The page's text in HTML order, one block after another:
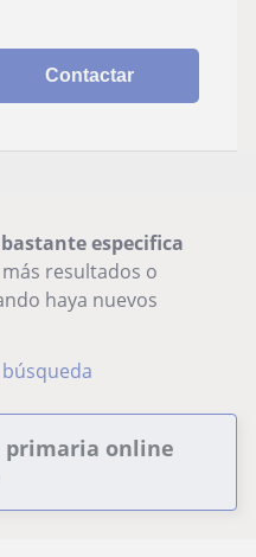
Contactar
especifica
resultados o
haya nuevos
primaria online